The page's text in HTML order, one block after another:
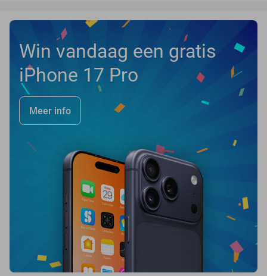
Win vandaag een gratis
iPhone 17 Pro
Meer info